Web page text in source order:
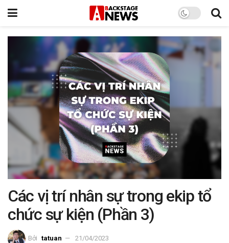
Các vị trí nhân sự trong ekip tổ
chức sự kiện (Phần 3)
Bởi tatuan 21/04/2023